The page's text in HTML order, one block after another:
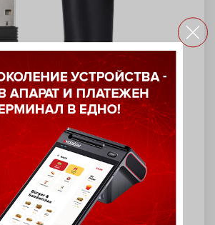
баркод четец Daisy
5700